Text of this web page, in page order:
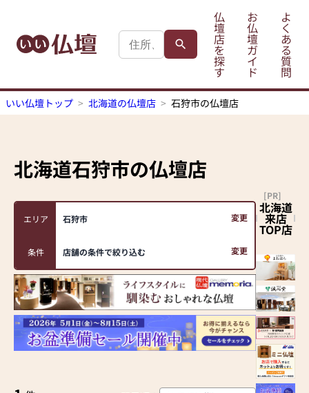
仏
壇
店
を
探
す
お
仏
壇
ガ
イ
ド
よ
く
あ
る
質
問
いい仏壇トップ 北海道の仏壇店 石狩市の仏壇店
北海道石狩市の仏壇店
エリア 石狩市 変更
条件 店舗の条件で絞り込む 変更
北海道
来店
TOP店
[PR]